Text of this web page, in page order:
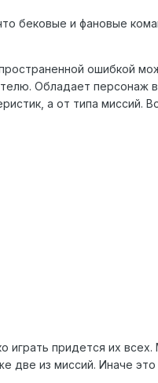
бековые и фановые
ошибкой
Обладает персонаж
а от типа миссий.
играть придется их
две из миссий. Иначе